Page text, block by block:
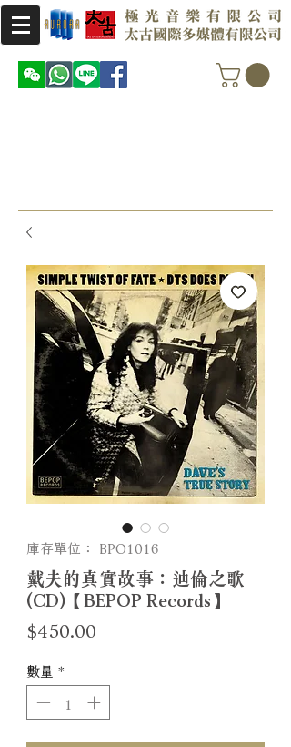
庫存單位： BPO1016
戴夫的真實故事：迪倫之歌
(CD)【BEPOP Records】
$450.00
數量 *